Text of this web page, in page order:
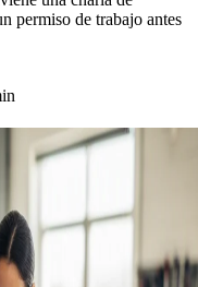
permiso de trabajo antes